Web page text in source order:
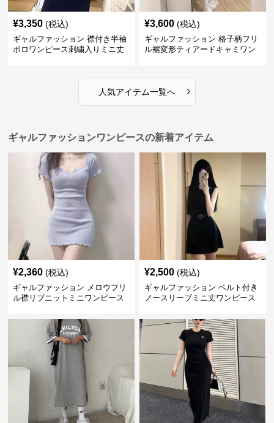
¥3,350 (税込)
ギャルファッション 襟付き半袖
ポロワンピース刺繍入りミニ丈
¥3,600 (税込)
ギャルファッション 格子柄フリ
ル裾変形ティアードキャミワン
人気アイテム一覧へ ›
ギャルファッションワンピースの新着アイテム
¥2,360 (税込)
ギャルファッション メロウフリ
ル襟リブニットミニワンピース
¥2,500 (税込)
ギャルファッション ベルト付き
ノースリーブミニ丈ワンピース